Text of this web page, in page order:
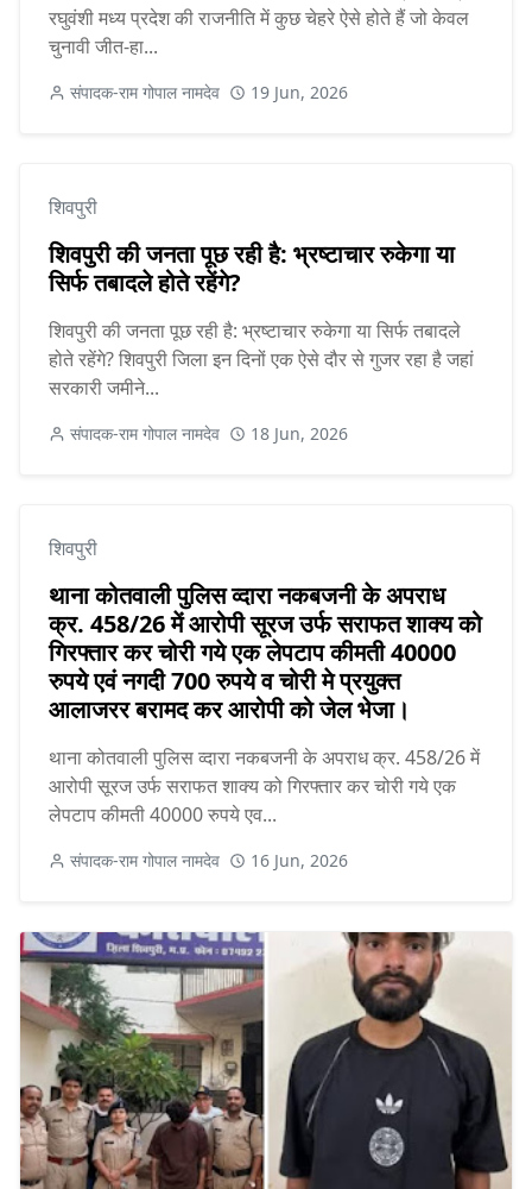
रघुवंशी मध्य प्रदेश की राजनीति में कुछ चेहरे ऐसे होते हैं जो केवल
चुनावी जीत-हा...
संपादक-राम गोपाल नामदेव 19 Jun, 2026
शिवपुरी
शिवपुरी की जनता पूछ रही है: भ्रष्टाचार रुकेगा या
सिर्फ तबादले होते रहेंगे?
शिवपुरी की जनता पूछ रही है: भ्रष्टाचार रुकेगा या सिर्फ तबादले
होते रहेंगे? शिवपुरी जिला इन दिनों एक ऐसे दौर से गुजर रहा है जहां
सरकारी जमीने...
संपादक-राम गोपाल नामदेव 18 Jun, 2026
शिवपुरी
थाना कोतवाली पुलिस व्दारा नकबजनी के अपराध
क्र. 458/26 में आरोपी सूरज उर्फ सराफत शाक्य को
गिरफ्तार कर चोरी गये एक लेपटाप कीमती 40000
रुपये एवं नगदी 700 रुपये व चोरी मे प्रयुक्त
आलाजरर बरामद कर आरोपी को जेल भेजा।
थाना कोतवाली पुलिस व्दारा नकबजनी के अपराध क्र. 458/26 में
आरोपी सूरज उर्फ सराफत शाक्य को गिरफ्तार कर चोरी गये एक
लेपटाप कीमती 40000 रुपये एव...
संपादक-राम गोपाल नामदेव 16 Jun, 2026